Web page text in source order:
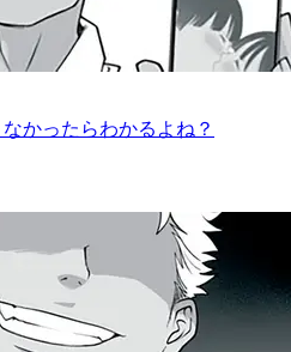
かったらわかるよね？